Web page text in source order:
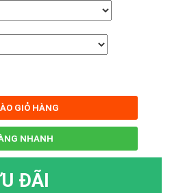
GIỎ HÀNG
NHANH
ĐÃI